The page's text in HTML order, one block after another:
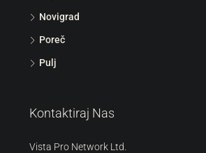
Novigrad
Poreč
Pulj
Kontaktiraj Nas
Vista Pro Network Ltd.